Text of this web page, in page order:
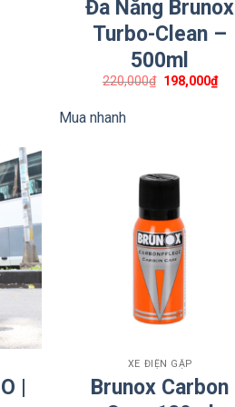
mạnh về thiết kế và hiệu suất:
thọ cao
cơ thể mà không gây đau.
Đa Năng Brunox
Turbo-Clean –
500ml
220,000₫ Giá
198,000₫Giá
hiện
Mua nhanh
|
XE ĐIỆN GẬP
Brunox Carbon